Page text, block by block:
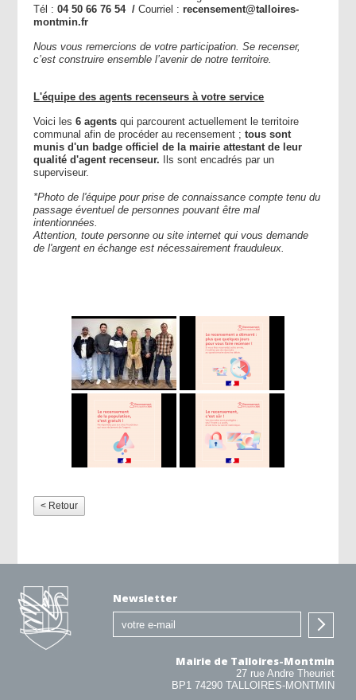
Tél :04 50 66 76 54 /Courriel : recensement@talloires-
montmin.fr
Nous vous remercions de votre participation.Se recenser,
c’est construire ensemble l’avenir de notre territoire.
L'équipe des agents recenseurs à votre service
Voici les6 agentsqui parcourent actuellement le territoire
communal afin de procéder au recensement ;tous sont
munis d'un badge officiel de la mairie attestant de leur
qualité d'agent recenseur. Ils sont encadrés par un
superviseur.
*Photo de l'équipe pour prise de connaissance compte tenu du
passage éventuel de personnes pouvant être mal
intentionnées.
Attention, toute personne ou site internet qui vous demande
de l'argent en échange est nécessairement frauduleux.
< Retour
Newsletter
Mairie de Talloires-Montmin
27 rue Andre Theuriet
BP1 74290 TALLOIRES-MONTMIN